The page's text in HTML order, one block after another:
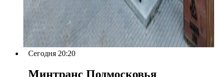
Сегодня 20:20
Минтранс Подмосковья